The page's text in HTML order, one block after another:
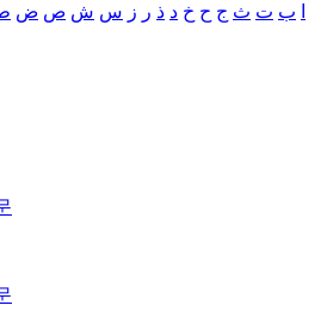
ب ت ث ج ح خ د ذ ر ز س ش ص ض